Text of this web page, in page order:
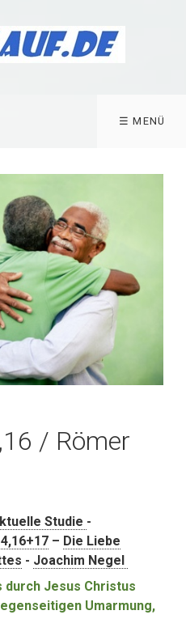
☰ MENÜ
/ Römer
Studie -
– Die Liebe
- Joachim Negel
Jesus Christus
Umarmung,